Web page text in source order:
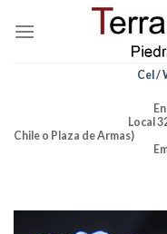
Cel /
Entrar por
Local 325, Piso 3,
Chile o Plaza de Armas)
Email: